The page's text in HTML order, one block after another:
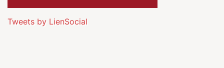
Tweets by LienSocial